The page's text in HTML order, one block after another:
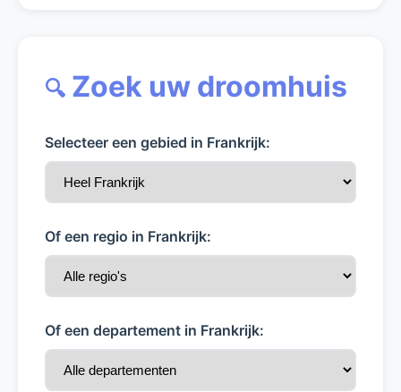
🔍 Zoek uw droomhuis
Selecteer een gebied in Frankrijk:
Of een regio in Frankrijk:
Of een departement in Frankrijk: